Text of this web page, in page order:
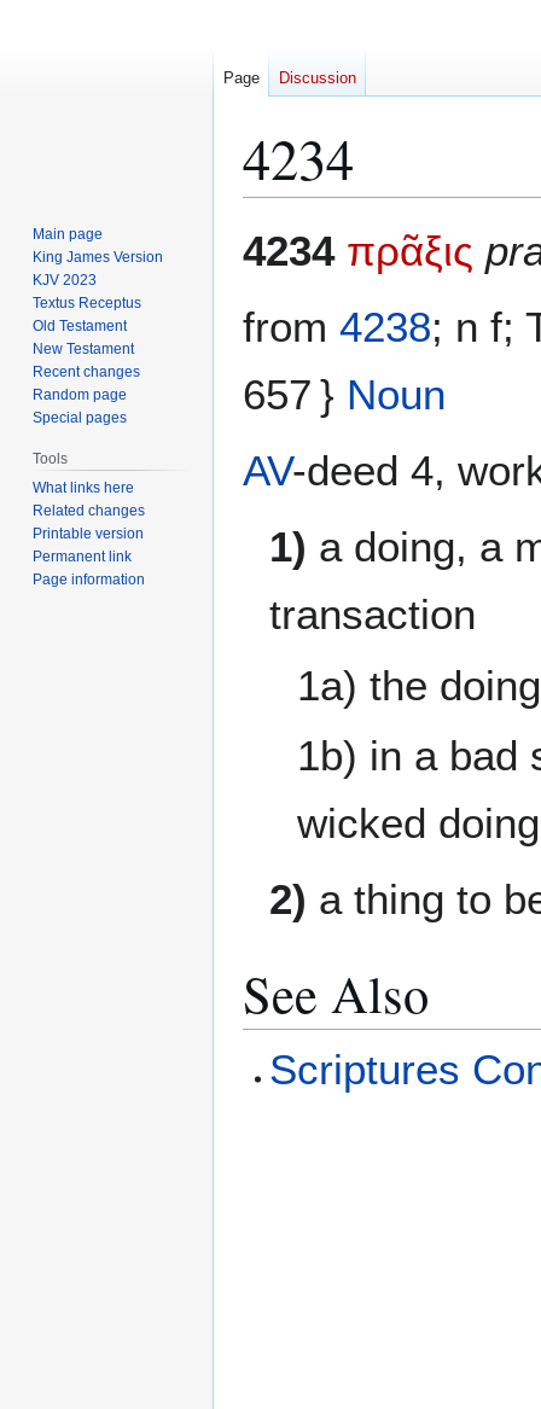
4234
to
to
4234 πρᾶξις
from 4238; n f;
657 } Noun
AV-deed 4,
1) a doing, a
transaction
1a) the
1b) in a bad
wicked
2) a thing to
See Also
Scriptures
Page Discussion
Main page
King James Version
KJV 2023
Textus Receptus
Old Testament
New Testament
Recent changes
Random page
Special pages
Tools
What links here
Related changes
Printable version
Permanent link
Page information